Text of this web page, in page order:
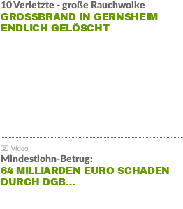
10 Verletzte - große Rauchwolke
GROSSBRAND IN GERNSHEIM E
NDLICH GELÖSCHT
Mindestlohn-Betrug:
64 MILLIARDEN EURO SCHADEN
DURCH DGB…